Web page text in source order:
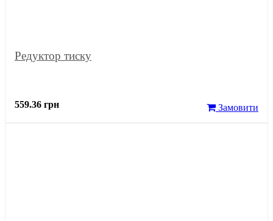
Редуктор тиску
559.36 грн Замовити